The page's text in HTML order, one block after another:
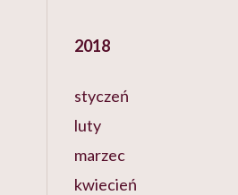
2018
styczeń
luty
marzec
kwiecień